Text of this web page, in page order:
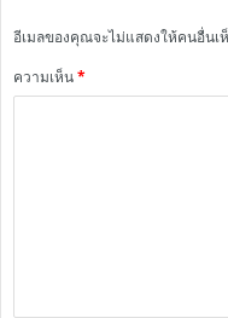
อีเมลของคุณจะไม่แสดงให้คนอื่นเ
ความเห็น*